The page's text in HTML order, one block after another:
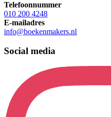
Telefoonnummer
010 200 4248
E-mailadres
info@boekenmakers.nl
Social media